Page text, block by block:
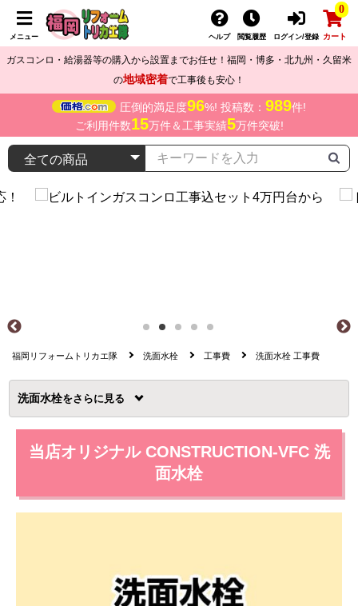
メニュー ヘルプ 閲覧履歴 ログイン/登録
0
カート
ガスコンロ・給湯器等の購入から設置までお任せ！福岡・博多・北九州・久留米
の地域密着で工事後も安心！
圧倒的満足度96%! 投稿数： 989件!
ご利用件数15万件＆工事実績5万件突破!
福岡リフォームトリカエ隊 洗面水栓 工事費 洗面水栓 工事費
洗面水栓を
当店オリジナル CONSTRUCTION-VFC 洗
面水栓